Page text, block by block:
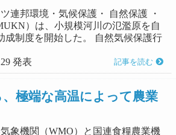
ツ連邦環境・気候保護・ 自然保護 ・
）は、小規模河川の氾濫原を自
成制度を開始した。 自然気候保護行
発表
記事を読む
極端な高温によって農業
気象機関（WMO）と国連食糧農業機